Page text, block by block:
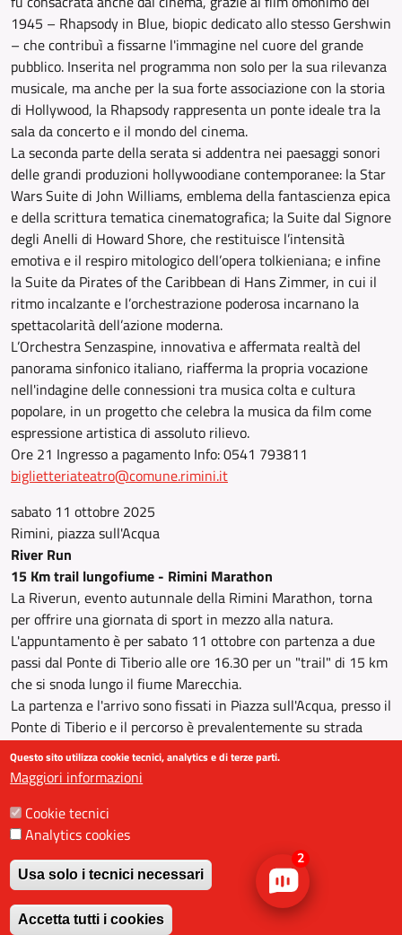
1945 – Rhapsody in Blue, biopic dedicato allo stesso Gershwin
– che contribuì a fissarne l'immagine nel cuore del grande
pubblico. Inserita nel programma non solo per la sua rilevanza
musicale, ma anche per la sua forte associazione con la storia
di Hollywood, la Rhapsody rappresenta un ponte ideale tra la
sala da concerto e il mondo del cinema.
La seconda parte della serata si addentra nei paesaggi sonori
delle grandi produzioni hollywoodiane contemporanee: la Star
Wars Suite di John Williams, emblema della fantascienza epica
e della scrittura tematica cinematografica; la Suite dal Signore
degli Anelli di Howard Shore, che restituisce l’intensità
emotiva e il respiro mitologico dell’opera tolkieniana; e infine
la Suite da Pirates of the Caribbean di Hans Zimmer, in cui il
ritmo incalzante e l’orchestrazione poderosa incarnano la
spettacolarità dell’azione moderna.
L’Orchestra Senzaspine, innovativa e affermata realtà del
panorama sinfonico italiano, riafferma la propria vocazione
nell'indagine delle connessioni tra musica colta e cultura
popolare, in un progetto che celebra la musica da film come
espressione artistica di assoluto rilievo.
Ore 21 Ingresso a pagamento Info: 0541 793811
biglietteriateatro@comune.rimini.it
sabato 11 ottobre 2025
Rimini, piazza sull'Acqua
River Run
15 Km trail lungofiume - Rimini Marathon
La Riverun, evento autunnale della Rimini Marathon, torna
per offrire una giornata di sport in mezzo alla natura.
L'appuntamento è per sabato 11 ottobre con partenza a due
passi dal Ponte di Tiberio alle ore 16.30 per un "trail" di 15 km
che si snoda lungo il fiume Marecchia.
La partenza e l'arrivo sono fissati in Piazza sull'Acqua, presso il
Ponte di Tiberio e il percorso è prevalentemente su strada
battuta, quindi sono sufficienti normali scarpe da running.
Le iscrizioni possono essere effettuate anche sul posto il
giorno dell'evento, dalle 10:00 alle 16:00 presso Piazza
sull'Acqua, al costo di 20,00 €.
Montepremi di 200 € al primo classificato, 100 € al secondo e
50 € al terzo. Inoltre, sono previsti premi a sorteggio tra tutti i
partecipanti, tra cui una bicicletta per adulto e una per
bambino.
Ore 16.30 Info: 331.1016736
Questo sito utilizza cookie tecnici, analytics e di terze parti.
Maggiori informazioni
Cookie tecnici
Analytics cookies
Usa solo i tecnici necessari
Accetta tutti i cookies
Revoca il consenso
2